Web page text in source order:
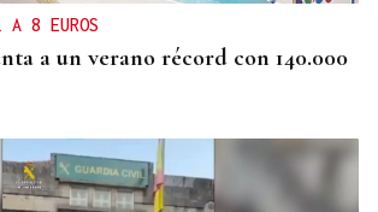
A 8 EUROS
a un verano récord con 140.000